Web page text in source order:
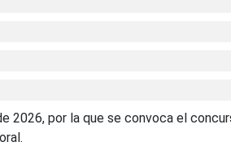
2026, por la que se convoca el